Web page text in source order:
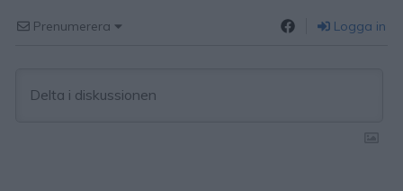
Prenumerera Logga in